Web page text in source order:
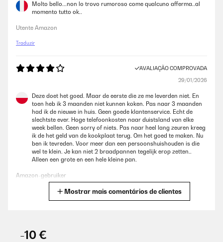
Molto bello...non lo trovo rumoroso come qualcuno afferma..al
momento tutto ok..
Utente Amazon
Traduzir
AVALIAÇÃO COMPROVADA
29/01/2026
Deze doet het goed. Maar de eerste die ze me leverden niet. En
toen heb ik 3 maanden niet kunnen koken. Pas naar 3 maanden
had ik de nieuwe in huis. Geen goede klantenservice. Echt de
slechtste ever. Hoge telefoonkosten naar duistsland van elke
week bellen. Geen sorry of niets. Pas naar heel lang zeuren kreeg
ik de het geld van de kookplaat terug. Om het goed te maken. Nu
ben ik tevreden. Voor meer dan een persoonshuishouden is die
wel te klein. Je kan niet 2 braadpannen tegelijk erop zetten..
Alleen een grote en een hele kleine pan.
Amazon-gebruiker
Mostrar mais comentários de clientes
-10 €